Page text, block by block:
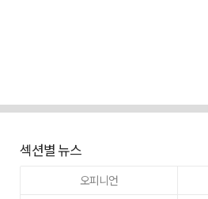
섹션별 뉴스
오피니언